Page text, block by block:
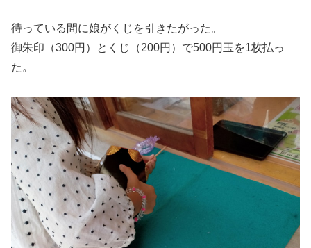
待っている間に娘がくじを引きたがった。
御朱印（300円）とくじ（200円）で500円玉を1枚払っ
た。